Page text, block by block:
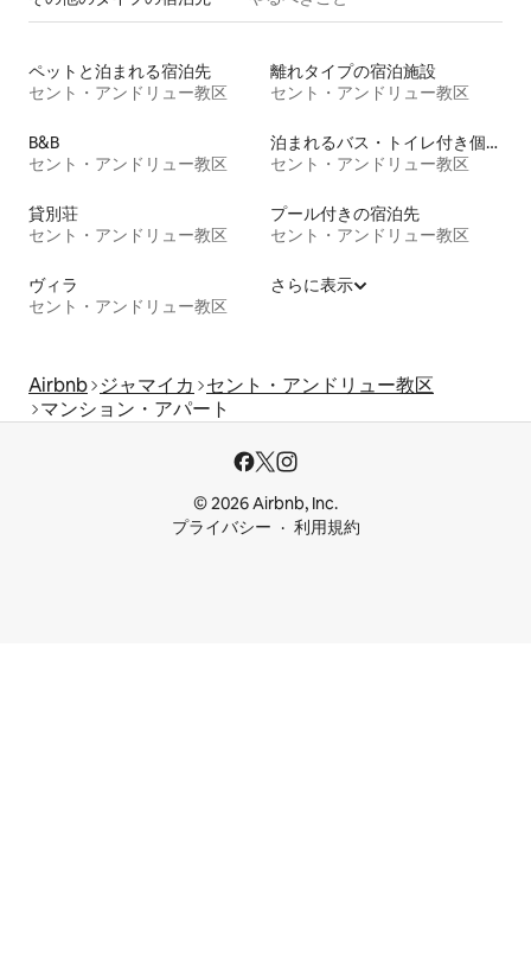
ペットと泊まれる宿泊先
セント・アンドリュー教区
離れタイプの宿泊施設
セント・アンドリュー教区
B&B
セント・アンドリュー教区
泊まれるバス・トイレ付き個室
セント・アンドリュー教区
貸別荘
セント・アンドリュー教区
プール付きの宿泊先
セント・アンドリュー教区
ヴィラ
セント・アンドリュー教区
さらに表示
Airbnb ジャマイカ
セント・アンドリュー教区
マンション・アパート
© 2026 Airbnb, Inc.
プライバシー
利用規約